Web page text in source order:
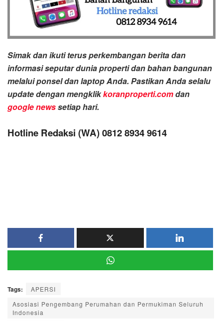
Simak dan ikuti terus perkembangan berita dan
informasi seputar dunia properti dan bahan bangunan
melalui ponsel dan laptop Anda. Pastikan Anda selalu
update dengan mengklikkoranproperti.comdan
google newssetiap hari.
Hotline Redaksi (WA) 0812 8934 9614
Tags:
APERSI
Asosiasi Pengembang Perumahan dan Permukiman Seluruh
Indonesia